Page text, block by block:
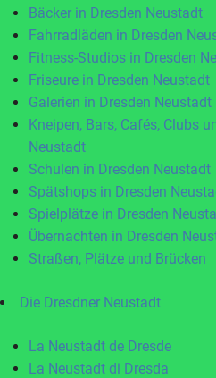
Bäcker in Dresden Neustadt
Fahrradläden in Dresden
Fitness-Studios in Dresden
Friseure in Dresden Neustadt
Galerien in Dresden Neustadt
Kneipen, Bars, Cafés, Clubs
Neustadt
Schulen in Dresden Neustadt
Spätshops in Dresden
Spielplätze in Dresden
Übernachten in Dresden
Straßen, Plätze und Brücken
Die Dresdner Neustadt
La Neustadt de Dresde
La Neustadt di Dresda